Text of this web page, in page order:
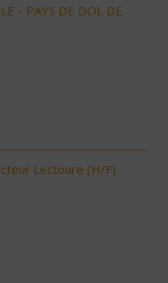
- PAYS DE DOL DE
Lectoure (H/F)